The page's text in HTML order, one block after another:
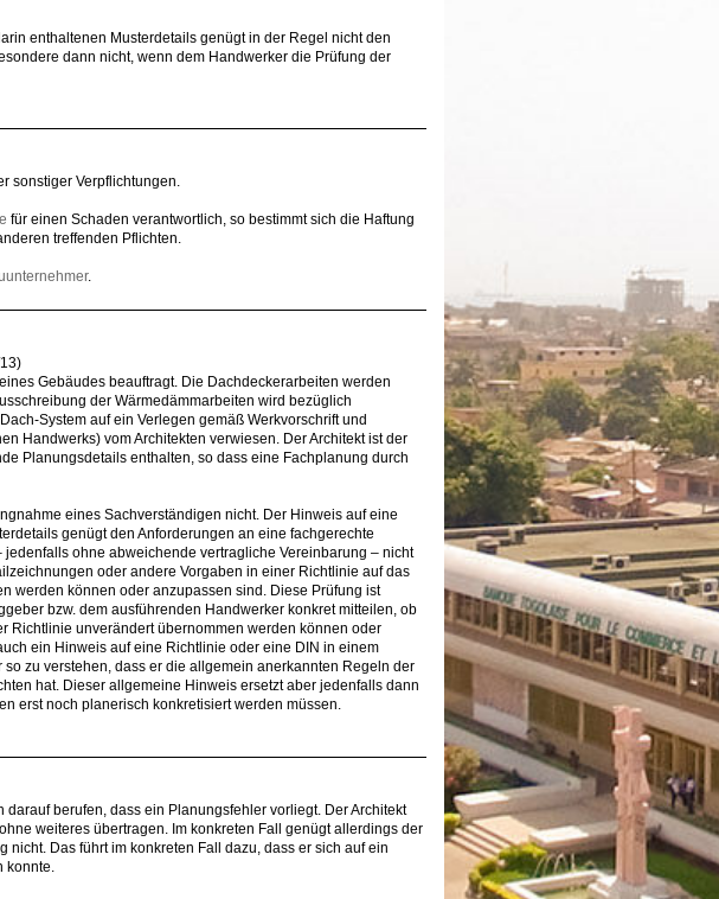
enthaltenen Musterdetails genügt in der Regel nicht den
dann nicht, wenn dem Handwerker die Prüfung der
sonstiger Verpflichtungen.
für einen Schaden verantwortlich, so bestimmt sich die Haftung
treffenden Pflichten.
.
Gebäudes beauftragt. Die Dachdeckerarbeiten werden
der Wärmedämmarbeiten wird bezüglich
System auf ein Verlegen gemäß Werkvorschrift und
Handwerks) vom Architekten verwiesen. Der Architekt ist der
Planungsdetails enthalten, so dass eine Fachplanung durch
eines Sachverständigen nicht. Der Hinweis auf eine
genügt den Anforderungen an eine fachgerechte
ohne abweichende vertragliche Vereinbarung – nicht
oder andere Vorgaben in einer Richtlinie auf das
werden können oder anzupassen sind. Diese Prüfung ist
bzw. dem ausführenden Handwerker konkret mitteilen, ob
Richtlinie unverändert übernommen werden können oder
ein Hinweis auf eine Richtlinie oder eine DIN in einem
zu verstehen, dass er die allgemein anerkannten Regeln der
hat. Dieser allgemeine Hinweis ersetzt aber jedenfalls dann
erst noch planerisch konkretisiert werden müssen.
berufen, dass ein Planungsfehler vorliegt. Der Architekt
weiteres übertragen. Im konkreten Fall genügt allerdings der
Das führt im konkreten Fall dazu, dass er sich auf ein
konnte.